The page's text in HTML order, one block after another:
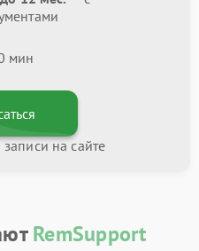
мин
на сайте
RemSupport